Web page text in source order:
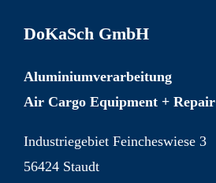
DoKaSch GmbH
Aluminiumverarbeitung
Air Cargo Equipment + Repair
Industriegebiet Feincheswiese 3
56424 Staudt